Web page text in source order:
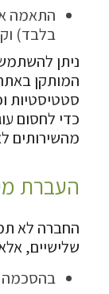
התאמה
בלבד)
ניתן
המותקן באתר
סטטיסטיות
כדי לחסום
מהשירותים
העברת
החברה לא
שלישיים,
בהסכמה